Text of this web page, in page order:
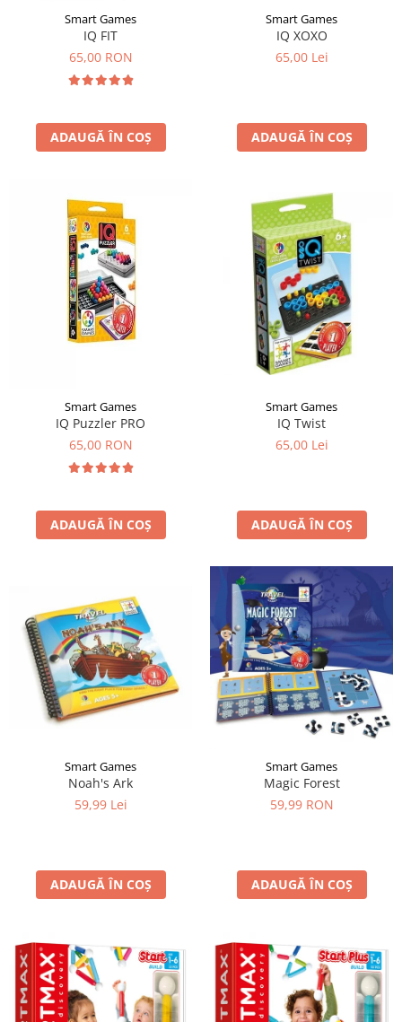
Smart Games
IQ FIT
65,00 RON
ADAUGĂ ÎN COȘ
Smart Games
IQ XOXO
65,00 Lei
ADAUGĂ ÎN COȘ
Smart Games
IQ Puzzler PRO
65,00 RON
ADAUGĂ ÎN COȘ
Smart Games
IQ Twist
65,00 Lei
ADAUGĂ ÎN COȘ
Smart Games
Noah's Ark
59,99 Lei
ADAUGĂ ÎN COȘ
Smart Games
Magic Forest
59,99 RON
ADAUGĂ ÎN COȘ